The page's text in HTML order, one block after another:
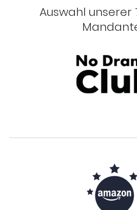
Auswahl unserer